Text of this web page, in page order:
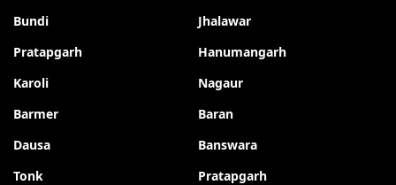
Bundi
Jhalawar
Pratapgarh
Hanumangarh
Karoli
Nagaur
Barmer
Baran
Dausa
Banswara
Tonk
Pratapgarh